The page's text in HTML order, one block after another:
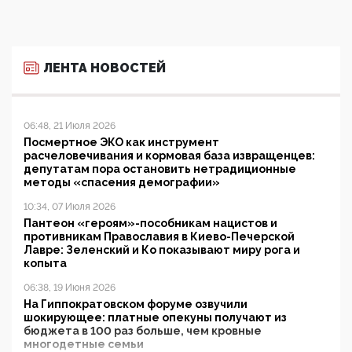
ЛЕНТА НОВОСТЕЙ
06:48, 21 Июля 2026
Посмертное ЭКО как инструмент
расчеловечивания и кормовая база извращенцев:
депутатам пора остановить нетрадиционные
методы «спасения демографии»
10:34, 07 Июля 2026
Пантеон «героям»-пособникам нацистов и
противникам Православия в Киево-Печерской
Лавре: Зеленский и Ко показывают миру рога и
копыта
06:38, 19 Июня 2026
На Гиппократовском форуме озвучили
шокирующее: платные опекуны получают из
бюджета в 100 раз больше, чем кровные
многодетные семьи